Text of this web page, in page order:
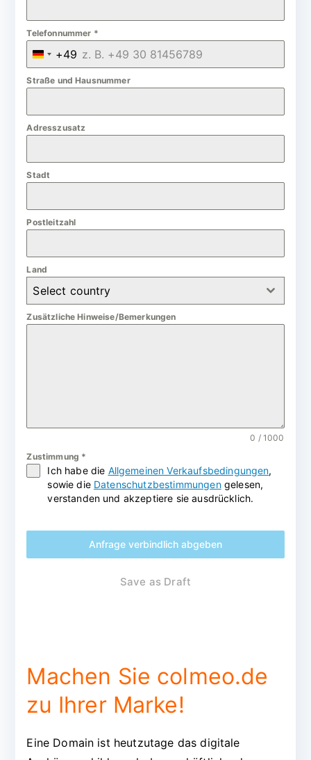
Telefonnummer *
G
e
m
a
y
+49
Straße und Hausnummer
Adresszusatz
Stadt
Postleitzahl
Land
Select country
Zusätzliche Hinweise/Bemerkungen
0 / 1000
Zustimmung *
Ich habe die Allgemeinen Verkaufsbedingungen,
sowie die Datenschutzbestimmungengelesen,
verstanden und akzeptiere sie ausdrücklich.
Anfrage verbindlich abgeben
Save as Draft
Machen Sie colmeo.de
zu Ihrer Marke!
Eine Domain ist heutzutage das digitale